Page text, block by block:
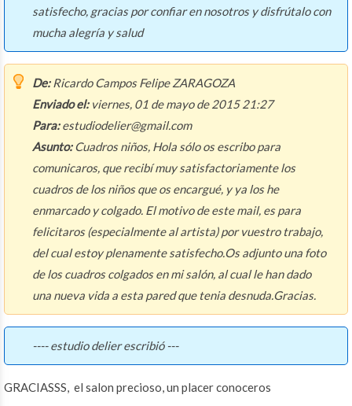
satisfecho, gracias por confiar en nosotros y disfrútalo con
mucha alegría y salud
De:Ricardo Campos Felipe ZARAGOZA
Enviado el:viernes, 01 de mayo de 2015 21:27
Para:estudiodelier@gmail.com
Asunto:Cuadros niños, Hola sólo os escribo para
comunicaros, que recibí muy satisfactoriamente los
cuadros de los niños que os encargué, y ya los he
enmarcado y colgado. El motivo de este mail, es para
felicitaros (especialmente al artista) por vuestro trabajo,
del cual estoy plenamente satisfecho.Os adjunto una foto
de los cuadros colgados en mi salón, al cual le han dado
una nueva vida a esta pared que tenia desnuda.Gracias.
---- estudio delier escribió ---
GRACIASSS, el salon precioso, un placer conoceros